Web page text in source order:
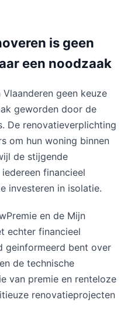
is geen
een noodzaak
geen keuze
geworden door de
De renovatieverplichting
om hun woning binnen
de stijgende
financieel
investeren in isolatie.
en de Mijn
echter financieel
geinformeerd bent over
de technische
van premie en renteloze
renovatieprojecten